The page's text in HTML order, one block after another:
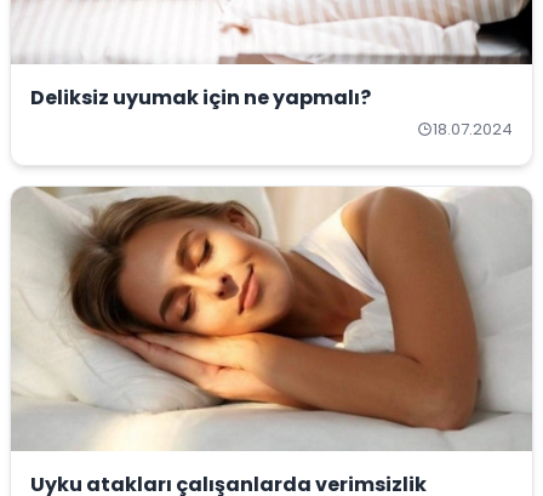
Deliksiz uyumak için ne yapmalı?
18.07.2024
Uyku atakları çalışanlarda verimsizlik